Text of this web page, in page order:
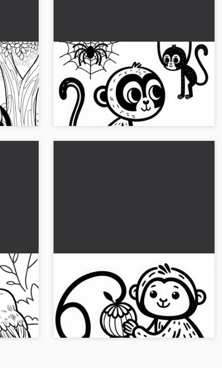
ja
Värityskuva sademetsän apina:
Helppo ja ilmainen
Anna pitkäkäpäläsi värit! Lataa nyt ilmainen
värittämisväritys JPG-muodossa ja väritä
verkossa....
Apina pitää häntänsä kanssa
hedelmää kiinni - Värittämisjuttu
ilmaiseksi
Väritä kädellisten kuva hedelmineen. Nauti
tästä ilmaisesta värityksestä ja lataa kuva nyt!...